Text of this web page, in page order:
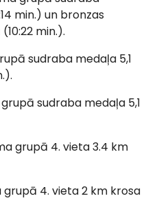
min.) un bronzas
min.).
sudraba medaļa 5,1
sudraba medaļa 5,1
grupā 4. vieta 3.4 km
4. vieta 2 km krosa